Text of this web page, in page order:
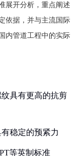
展开分析，重点阐述
依据，并与主流国际
内管道工程中的实际
具有更高的抗剪
稳定的预紧力
等英制标准